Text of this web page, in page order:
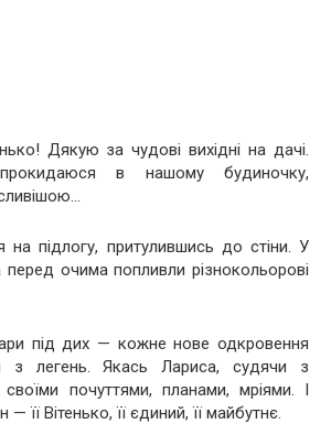
Дякую за чудові вихідні на дачі.
в нашому будиночку,
на підлогу, притулившись до стіни. У
перед очима попливли різнокольорові
під дих — кожне нове одкровення
з легень. Якась Лариса, судячи з
своїми почуттями, планами, мріями. І
— її Вітенько, її єдиний, її майбутнє.